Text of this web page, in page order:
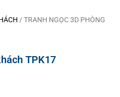
/ TRANH NGỌC 3D PHÒNG
TPK17